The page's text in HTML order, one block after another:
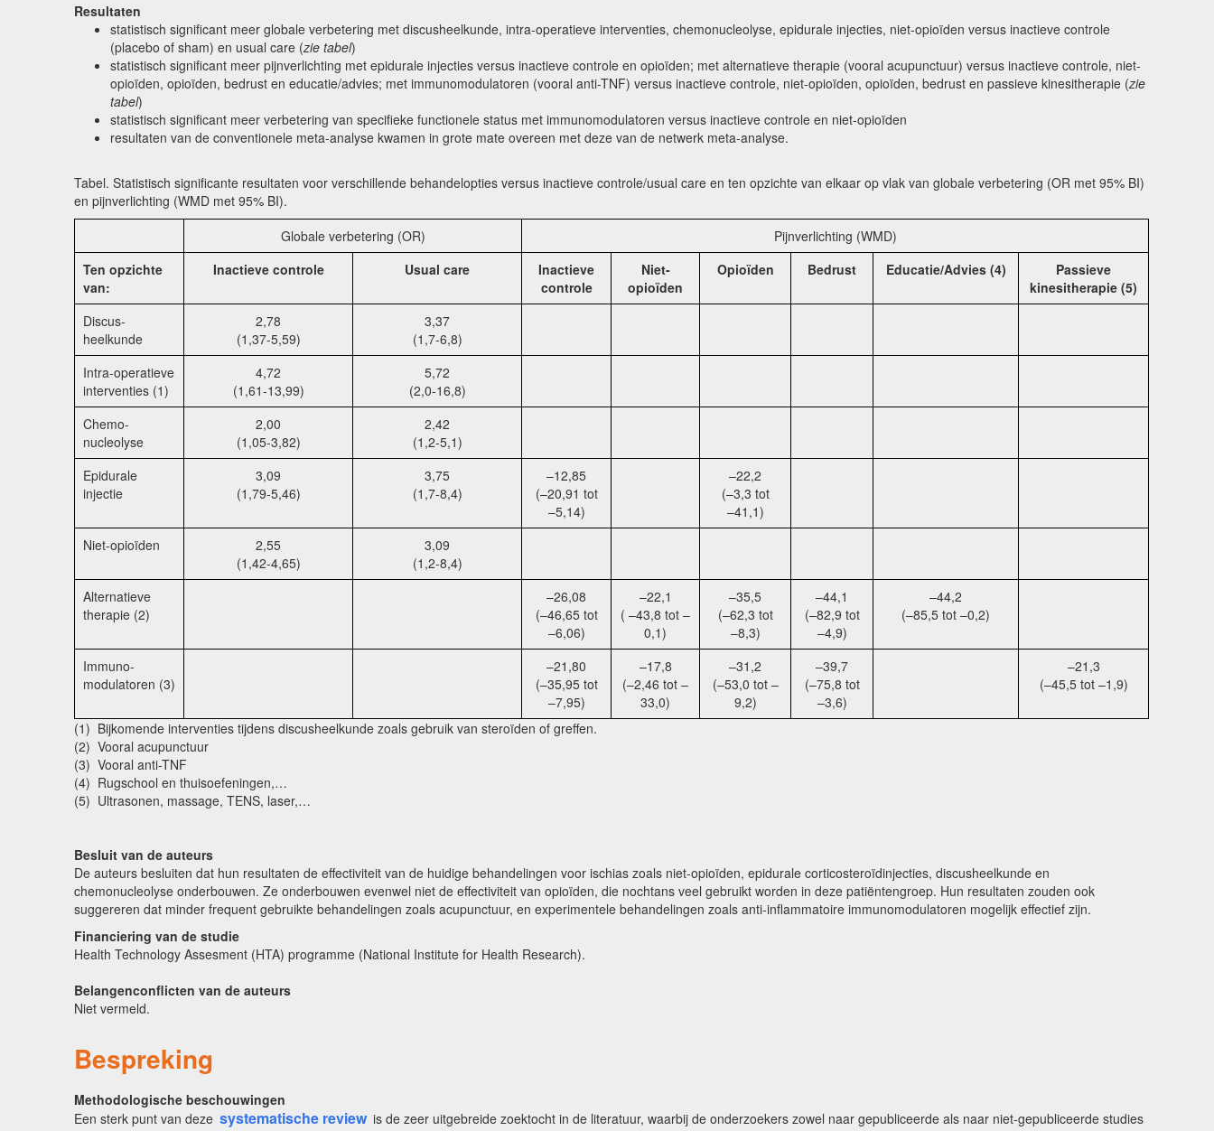
Resultaten
statistisch significant meer globale verbetering met discusheelkunde, intra-operatieve interventies, chemonucleolyse, epidurale injecties, niet-opioïden versus inactieve controle
(placebo of sham) en usual care (zie tabel)
statistisch significant meer pijnverlichting met epidurale injecties versus inactieve controle en opioïden; met alternatieve therapie (vooral acupunctuur) versus inactieve controle, niet-
opioïden, opioïden, bedrust en educatie/advies; met immunomodulatoren (vooral anti-TNF) versus inactieve controle, niet-opioïden, opioïden, bedrust en passieve kinesitherapie (zie
tabel)
statistisch significant meer verbetering van specifieke functionele status met immunomodulatoren versus inactieve controle en niet-opioïden
resultaten van de conventionele meta-analyse kwamen in grote mate overeen met deze van de netwerk meta-analyse.
Tabel. Statistisch significante resultaten voor verschillende behandelopties versus inactieve controle/usual care en ten opzichte van elkaar op vlak van globale verbetering (OR met 95% BI)
en pijnverlichting (WMD met 95% BI).
Globale verbetering (OR)
Pijnverlichting (WMD)
Ten opzichte
van:
Inactieve controle Usual care
Inactieve
controle
Niet-
opioïden
Opioïden Bedrust Educatie/Advies (4)
Passieve
kinesitherapie (5)
Discus-
heelkunde
2,78
(1,37-5,59)
3,37
(1,7-6,8)
Intra-operatieve
interventies (1)
4,72
(1,61-13,99)
5,72
(2,0-16,8)
Chemo-
nucleolyse
2,00
(1,05-3,82)
2,42
(1,2-5,1)
Epidurale
injectie
3,09
(1,79-5,46)
3,75
(1,7-8,4)
–12,85
(–20,91 tot
–5,14)
–22,2
(–3,3 tot
–41,1)
Niet-opioïden
2,55
(1,42-4,65)
3,09
(1,2-8,4)
Alternatieve
therapie (2)
–26,08
(–46,65 tot
–6,06)
–22,1
( –43,8 tot –
0,1)
–35,5
(–62,3 tot
–8,3)
–44,1
(–82,9 tot
–4,9)
–44,2
(–85,5 tot –0,2)
Immuno-
modulatoren (3)
–21,80
(–35,95 tot
–7,95)
–17,8
(–2,46 tot –
33,0)
–31,2
(–53,0 tot –
9,2)
–39,7
(–75,8 tot
–3,6)
–21,3
(–45,5 tot –1,9)
(1) Bijkomende interventies tijdens discusheelkunde zoals gebruik van steroïden of greffen.
(2) Vooral acupunctuur
(3) Vooral anti-TNF
(4) Rugschool en thuisoefeningen,…
(5) Ultrasonen, massage, TENS, laser,…
Besluit van de auteurs
De auteurs besluiten dat hun resultaten de effectiviteit van de huidige behandelingen voor ischias zoals niet-opioïden, epidurale corticosteroïdinjecties, discusheelkunde en
chemonucleolyse onderbouwen. Ze onderbouwen evenwel niet de effectiviteit van opioïden, die nochtans veel gebruikt worden in deze patiëntengroep. Hun resultaten zouden ook
suggereren dat minder frequent gebruikte behandelingen zoals acupunctuur, en experimentele behandelingen zoals anti-inflammatoire immunomodulatoren mogelijk effectief zijn.
Financiering van de studie
Health Technology Assesment (HTA) programme (National Institute for Health Research).
Belangenconflicten van de auteurs
Niet vermeld.
Bespreking
Methodologische beschouwingen
Een sterk punt van deze systematische review is de zeer uitgebreide zoektocht in de literatuur, waarbij de onderzoekers zowel naar gepubliceerde als naar niet-gepubliceerde studies